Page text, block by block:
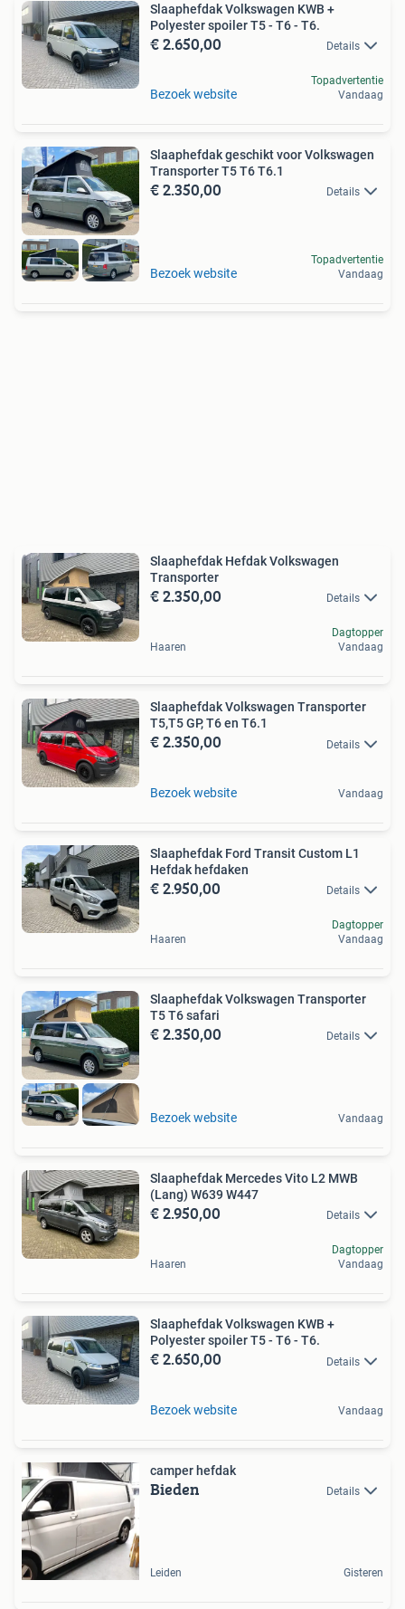
Slaaphefdak Volkswagen KWB +
Polyester spoiler T5 - T6 - T6.
€ 2.650,00 Details
Bezoek website
Topadvertentie
Vandaag
Slaaphefdak geschikt voor Volkswagen
Transporter T5 T6 T6.1
€ 2.350,00 Details
Bezoek website
Topadvertentie
Vandaag
Slaaphefdak Hefdak Volkswagen
Transporter
€ 2.350,00 Details
Haaren
Dagtopper
Vandaag
Slaaphefdak Volkswagen Transporter
T5,T5 GP, T6 en T6.1
€ 2.350,00 Details
Bezoek website Vandaag
Slaaphefdak Ford Transit Custom L1
Hefdak hefdaken
€ 2.950,00 Details
Haaren
Dagtopper
Vandaag
Slaaphefdak Volkswagen Transporter
T5 T6 safari
€ 2.350,00 Details
Bezoek website Vandaag
Slaaphefdak Mercedes Vito L2 MWB
(Lang) W639 W447
€ 2.950,00 Details
Haaren
Dagtopper
Vandaag
Slaaphefdak Volkswagen KWB +
Polyester spoiler T5 - T6 - T6.
€ 2.650,00 Details
Bezoek website Vandaag
camper hefdak
Bieden Details
Leiden Gisteren